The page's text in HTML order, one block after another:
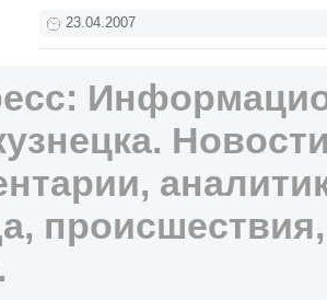
23.04.2007